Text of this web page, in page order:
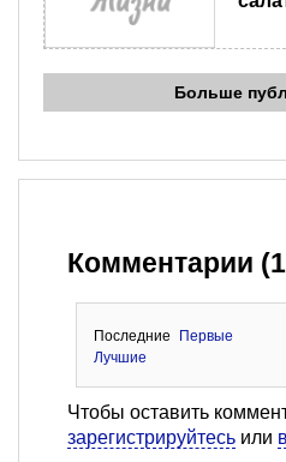
Больше
Комментарии
Последние
Первые
Лучшие
Чтобы оставить
зарегистрируйтесь или